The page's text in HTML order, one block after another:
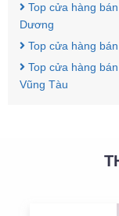
Top cửa hàng
Dương
Top cửa hàng
Top cửa hàng
Vũng Tàu